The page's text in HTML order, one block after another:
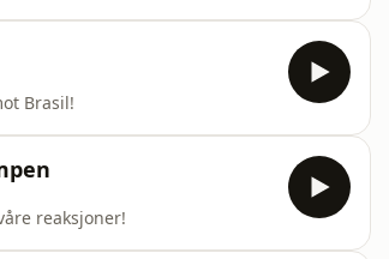
Brasil!
reaksjoner!